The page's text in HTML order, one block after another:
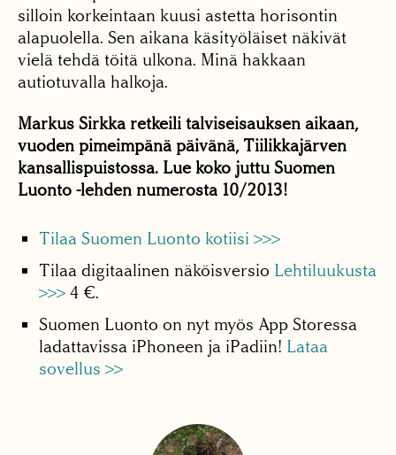
silloin korkeintaan kuusi astetta horisontin
alapuolella. Sen aikana käsityöläiset näkivät
vielä tehdä töitä ulkona. Minä hakkaan
autiotuvalla halkoja.
Markus Sirkka retkeili talviseisauksen aikaan,
vuoden pimeimpänä päivänä, Tiilikkajärven
kansallispuistossa. Lue koko juttu Suomen
Luonto -lehden numerosta 10/2013!
Tilaa Suomen Luonto kotiisi >>>
Tilaa digitaalinen näköisversio Lehtiluukusta
>>> 4 €.
Suomen Luonto on nyt myös App Storessa
ladattavissa iPhoneen ja iPadiin! Lataa
sovellus >>